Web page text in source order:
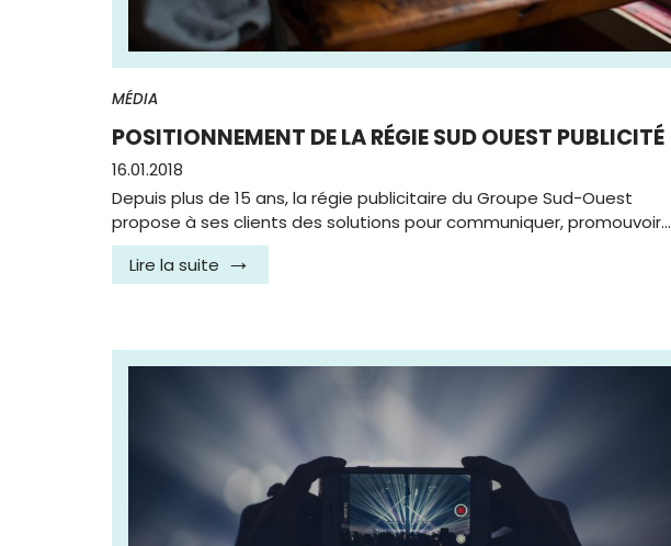
MÉDIA
POSITIONNEMENT DE LA RÉGIE SUD OUEST PUBLICITÉ
16.01.2018
Depuis plus de 15 ans, la régie publicitaire du Groupe Sud-Ouest
propose à ses clients des solutions pour communiquer, promouvoir…
Lire la suite